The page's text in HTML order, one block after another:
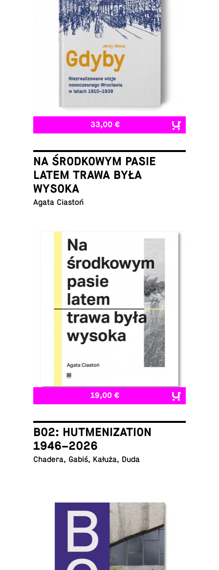
33,00 €
NA ŚRODKOWYM PASIE
LATEM TRAWA BYŁA
WYSOKA
Agata Ciastoń
19,00 €
B02: HUTMENIZATION
1946–2026
Chadera, Gabiś, Kałuża, Duda